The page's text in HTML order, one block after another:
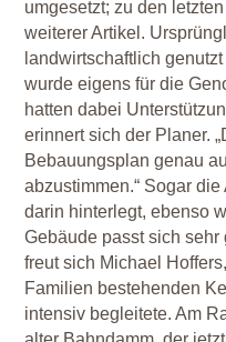
umgesetzt; zu den
weiterer Artikel.
landwirtschaftlich
wurde eigens für die
hatten dabei
erinnert sich der Planer.
Bebauungsplan genau
abzustimmen.“ Sogar
darin hinterlegt, ebenso
Gebäude passt sich sehr
freut sich Michael
Familien bestehenden
intensiv begleitete. Am